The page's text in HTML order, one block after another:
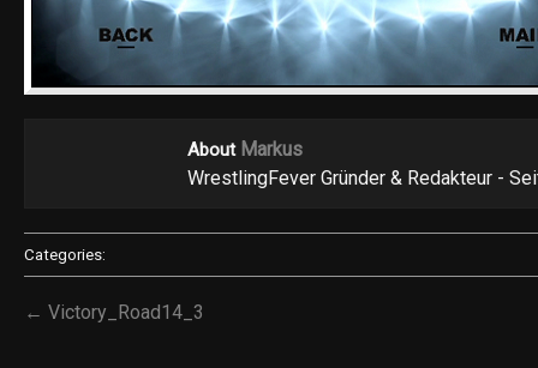
About Markus
WrestlingFever Gründer & Redakteur -
Categories:
← Victory_Road14_3